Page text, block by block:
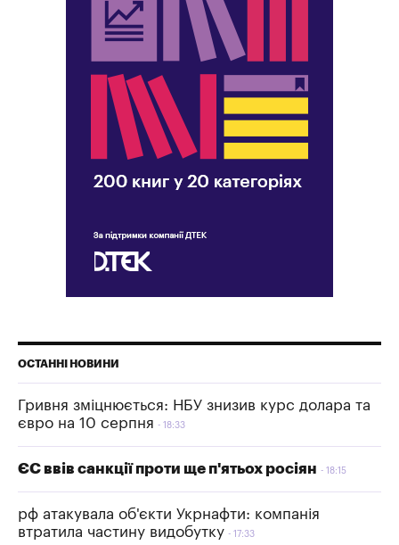
ОСТАННІ НОВИНИ
Гривня зміцнюється: НБУ знизив курс долара та
євро на 10 серпня
18:33
ЄС ввів санкції проти ще п'ятьох росіян 18:15
рф атакувала об'єкти Укрнафти: компанія
втратила частину видобутку
17:33